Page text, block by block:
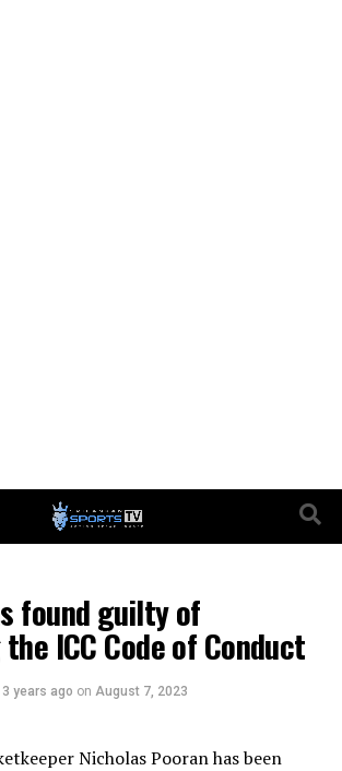
found guilty of
ICC Code of Conduct
3 years ago on August 7, 2023
Nicholas Pooran has been